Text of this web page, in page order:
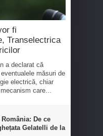
fi
Transelectrica
a declarat că
măsuri de
electrică, chiar
care...
De ce
Gelatelli de la